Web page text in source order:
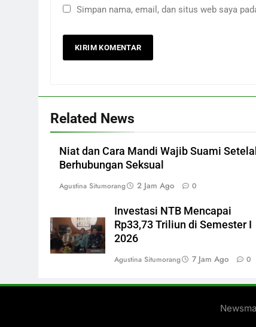
Simpan nama, email, dan situs web saya
Related News
Niat dan Cara Mandi Wajib Suami
Berhubungan Seksual
Agustina Situmorang 2 Jam Ago 0
Investasi NTB Mencapai
Rp33,73 Triliun di Semester I
2026
Agustina Situmorang 7 Jam Ago 0